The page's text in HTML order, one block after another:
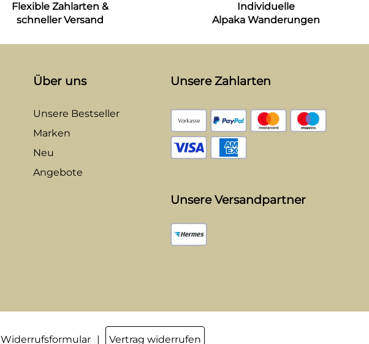
Flexible Zahlarten &
schneller Versand
Individuelle
Alpaka Wanderungen
Über uns
Unsere Bestseller
Marken
Neu
Angebote
Unsere Zahlarten
Unsere Versandpartner
Widerrufsformular Vertrag widerrufen